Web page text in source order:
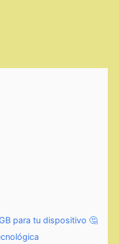
para tu dispositivo 🤔